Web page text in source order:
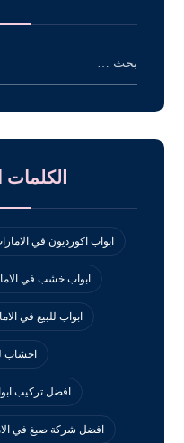
الكلمات
ابواب اكورديون في
ابواب خشب في
ابواب للبيع في
اخشاب
افضل تركيب
افضل شركة صبغ في